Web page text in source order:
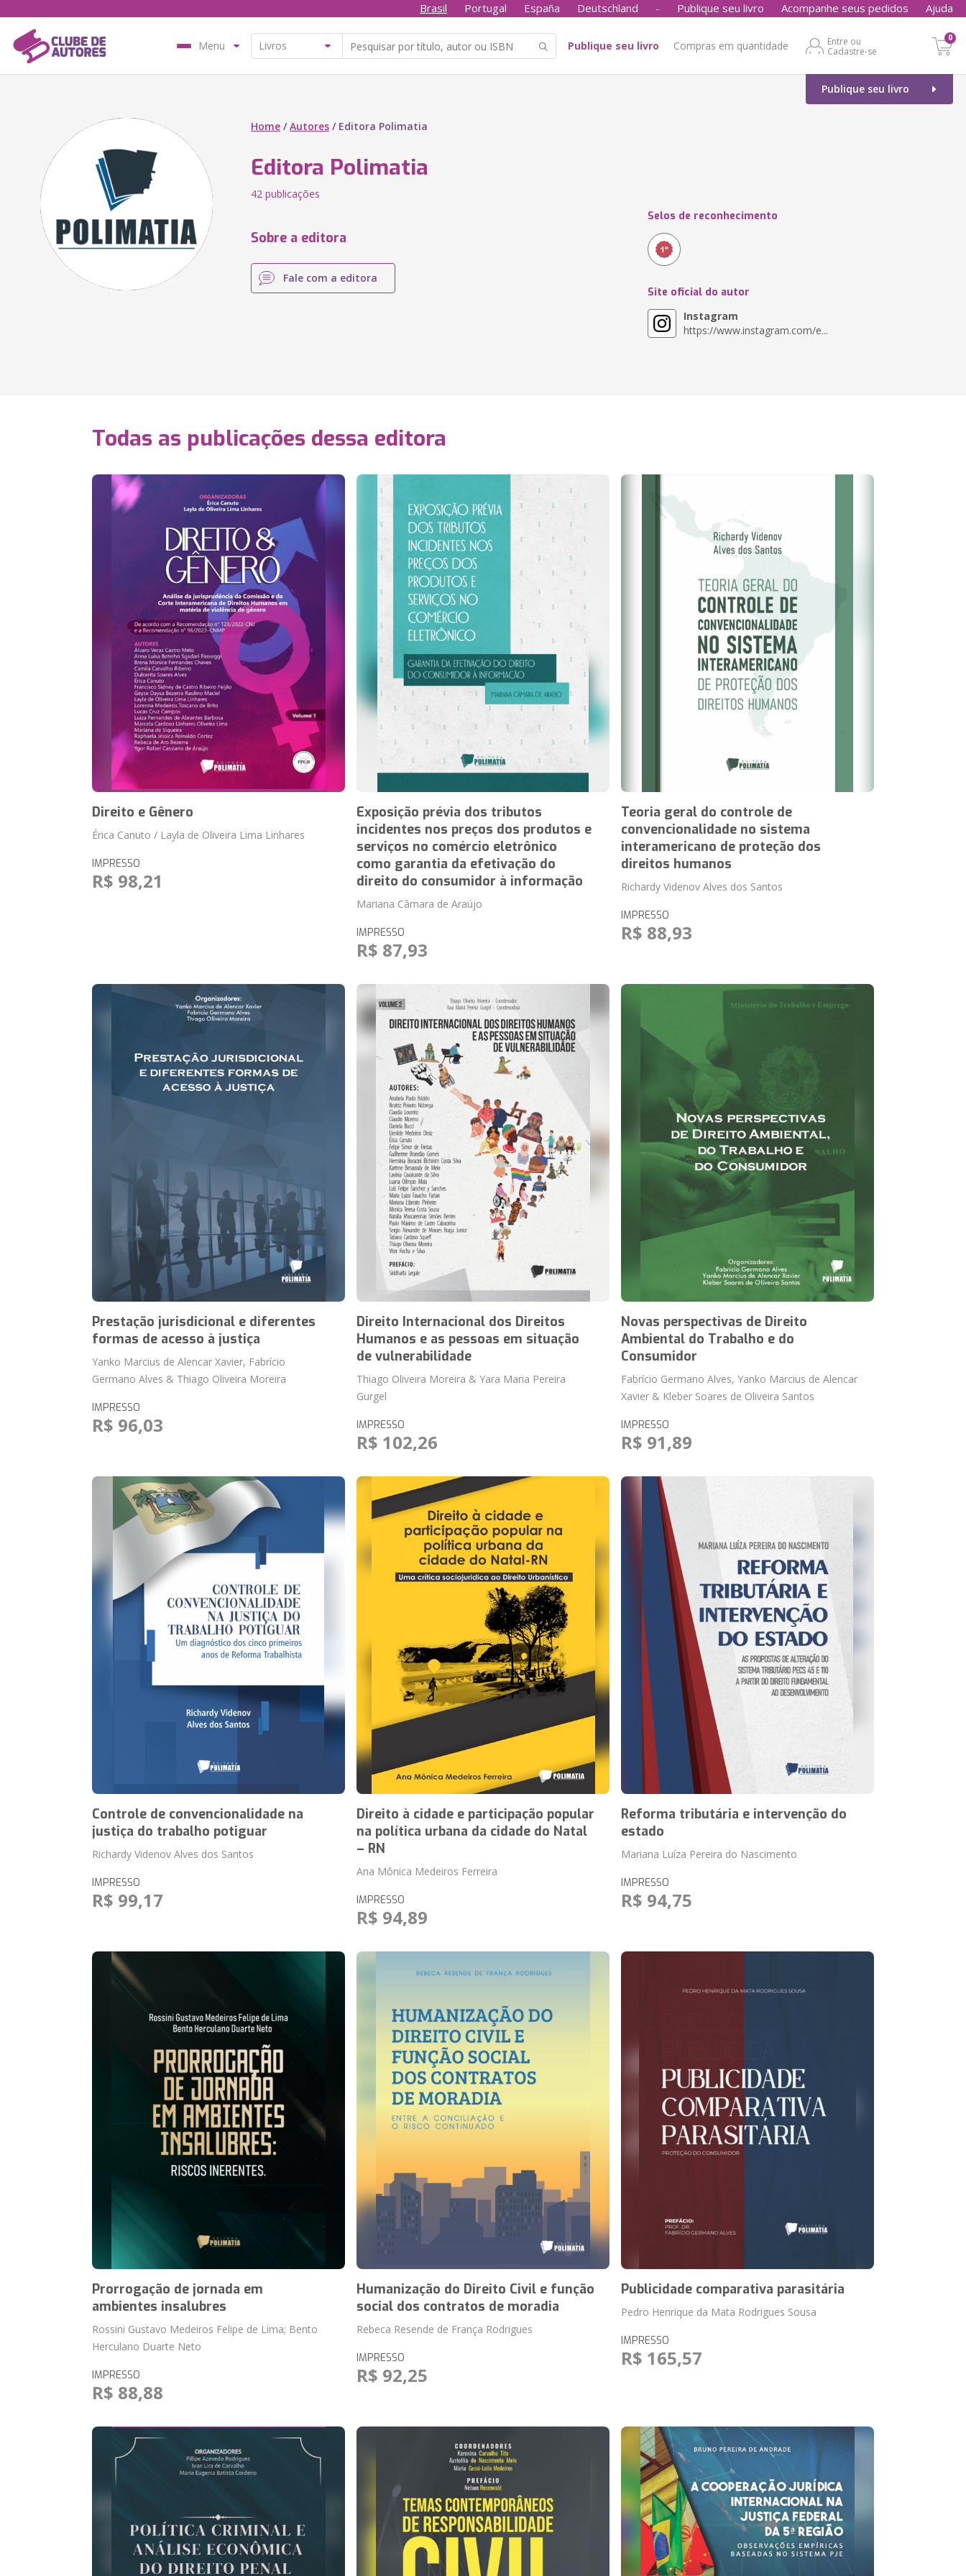
Brasil Portugal España Deutschland - Publique seu livro Acompanhe seus pedidos Ajuda
Menu Publique seu livro Compras em quantidade
Entre ou
Cadastre-se
0
Publique seu livro
Home /Autores / Editora Polimatia
Editora Polimatia
42 publicações
Sobre a editora
Fale com a editora
Selos de reconhecimento
Site oficial do autor
Instagram
https://www.instagram.com/e...
Todas as publicações dessa editora
Direito e Gênero
Érica Canuto / Layla de Oliveira Lima Linhares
IMPRESSO
R$ 98,21
Exposição prévia dos tributos
incidentes nos preços dos produtos e
serviços no comércio eletrônico
como garantia da efetivação do
direito do consumidor à informação
Mariana Câmara de Araújo
IMPRESSO
R$ 87,93
Teoria geral do controle de
convencionalidade no sistema
interamericano de proteção dos
direitos humanos
Richardy Videnov Alves dos Santos
IMPRESSO
R$ 88,93
Prestação jurisdicional e diferentes
formas de acesso à justiça
Yanko Marcius de Alencar Xavier, Fabrício
Germano Alves & Thiago Oliveira Moreira
IMPRESSO
R$ 96,03
Direito Internacional dos Direitos
Humanos e as pessoas em situação
de vulnerabilidade
Thiago Oliveira Moreira & Yara Maria Pereira
Gurgel
IMPRESSO
R$ 102,26
Novas perspectivas de Direito
Ambiental do Trabalho e do
Consumidor
Fabrício Germano Alves, Yanko Marcius de Alencar
Xavier & Kleber Soares de Oliveira Santos
IMPRESSO
R$ 91,89
Controle de convencionalidade na
justiça do trabalho potiguar
Richardy Videnov Alves dos Santos
IMPRESSO
R$ 99,17
Direito à cidade e participação popular
na política urbana da cidade do Natal
– RN
Ana Mônica Medeiros Ferreira
IMPRESSO
R$ 94,89
Reforma tributária e intervenção do
estado
Mariana Luíza Pereira do Nascimento
IMPRESSO
R$ 94,75
Prorrogação de jornada em
ambientes insalubres
Rossini Gustavo Medeiros Felipe de Lima; Bento
Herculano Duarte Neto
IMPRESSO
R$ 88,88
Humanização do Direito Civil e função
social dos contratos de moradia
Rebeca Resende de França Rodrigues
IMPRESSO
R$ 92,25
Publicidade comparativa parasitária
Pedro Henrique da Mata Rodrigues Sousa
IMPRESSO
R$ 165,57